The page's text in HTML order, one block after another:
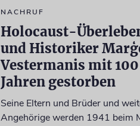
NACHRUF
Holocaust-
und Historiker
Vestermanis mit 100
Jahren gestorben
Seine Eltern und Brüder und
Angehörige werden 1941 beim